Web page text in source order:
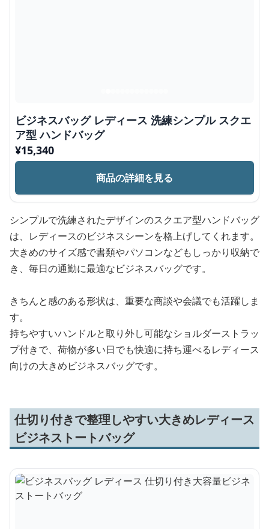
ビジネスバッグ レディース 洗練シンプル スクエ
ア型 ハンドバッグ
¥15,340
商品の詳細を見る
シンプルで洗練されたデザインのスクエア型ハンドバッグ
は、レディースのビジネスシーンを格上げしてくれます。
大きめのサイズ感で書類やパソコンなどもしっかり収納で
き、毎日の通勤に最適なビジネスバッグです。
きちんと感のある形状は、重要な商談や会議でも活躍しま
す。
持ちやすいハンドルと取り外し可能なショルダーストラッ
プ付きで、荷物が多い日でも快適に持ち運べるレディース
向けの大きめビジネスバッグです。
仕切り付きで整理しやすい大きめレディース
ビジネストートバッグ